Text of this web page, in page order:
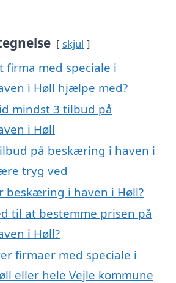
skjul
firma med speciale i
i Høll hjælpe med?
mindst 3 tilbud på
i Høll
på beskæring i haven i
tryg ved
beskæring i haven i Høll?
til at bestemme prisen på
i Høll?
firmaer med speciale i
eller hele Vejle kommune